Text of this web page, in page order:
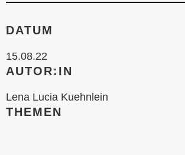
DATUM
15.08.22
AUTOR:IN
Lena Lucia Kuehnlein
THEMEN